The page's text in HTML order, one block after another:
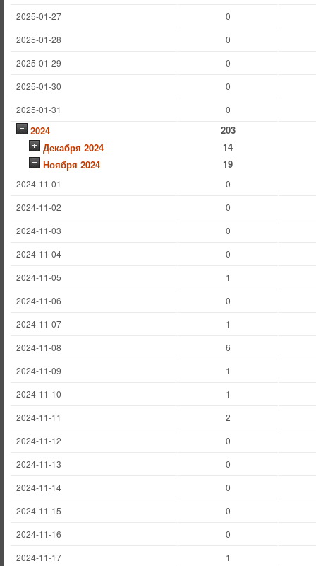
2025-01-27
0
2025-01-28
0
2025-01-29
0
2025-01-30
0
2025-01-31
0
2024
203
Декабря 2024
14
Ноября 2024
19
2024-11-01
0
2024-11-02
0
2024-11-03
0
2024-11-04
0
2024-11-05
1
2024-11-06
0
2024-11-07
1
2024-11-08
6
2024-11-09
1
2024-11-10
1
2024-11-11
2
2024-11-12
0
2024-11-13
0
2024-11-14
0
2024-11-15
0
2024-11-16
0
2024-11-17
1